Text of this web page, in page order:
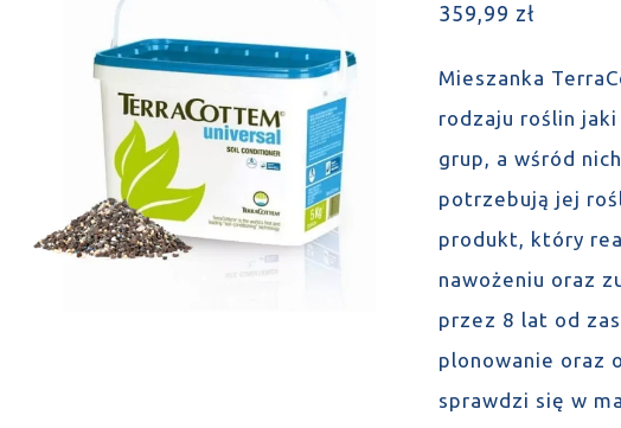
359,99 zł
Mieszanka
rodzaju roślin jaki
grup, a wśród
potrzebują jej
produkt, który
nawożeniu oraz
przez 8 lat od
plonowanie oraz
sprawdzi się w